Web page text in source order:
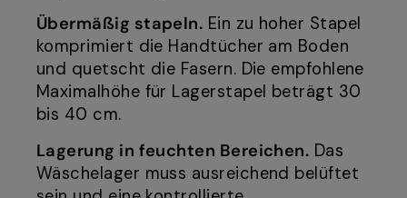
Übermäßig stapeln. Ein zu hoher Stapel
komprimiert die Handtücher am Boden
und quetscht die Fasern. Die empfohlene
Maximalhöhe für Lagerstapel beträgt 30
bis 40 cm.
Lagerung in feuchten Bereichen. Das
Wäschelager muss ausreichend belüftet